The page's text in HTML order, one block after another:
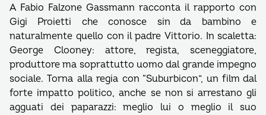
A Fabio Falzone Gassmann racconta il rapporto con
Gigi Proietti che conosce sin da bambino e
naturalmente quello con il padre Vittorio. In scaletta:
George Clooney: attore, regista, sceneggiatore,
produttore ma soprattutto uomo dal grande impegno
sociale. Torna alla regia con “Suburbicon”, un film dal
forte impatto politico, anche se non si arrestano gli
agguati dei paparazzi: meglio lui o meglio il suo